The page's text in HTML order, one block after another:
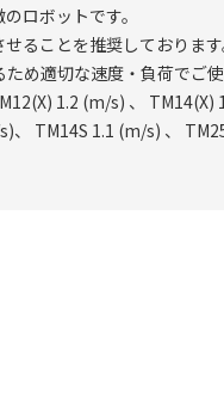
ロボットです。
ることを推奨しておりま
め適切な速度・負荷でご
1.2 (m/s) 、 TM14(X)
、 TM14S 1.1 (m/s) 、